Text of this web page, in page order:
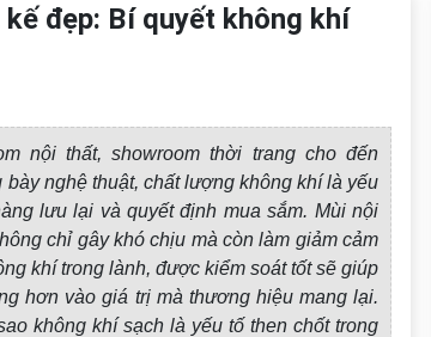
đẹp: Bí quyết không khí
nội thất, showroom thời trang cho đến
nghệ thuật, chất lượng không khí là yếu
lưu lại và quyết định mua sắm. Mùi nội
chỉ gây khó chịu mà còn làm giảm cảm
khí trong lành, được kiểm soát tốt sẽ giúp
hơn vào giá trị mà thương hiệu mang lại.
không khí sạch là yếu tố then chốt trong